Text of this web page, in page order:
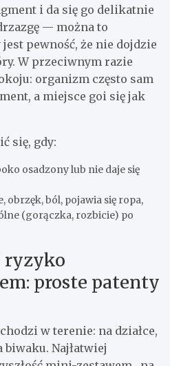
i da się go delikatnie
— można to
pewność, że nie dojdzie
W przeciwnym razie
organizm często sam
a miejsce goi się jak
się, gdy:
osadzony lub nie daje się
obrzęk, ból, pojawia się ropa,
(gorączka, rozbicie) po
ryzyko
proste patenty
w terenie: na działce,
biwaku. Najłatwiej